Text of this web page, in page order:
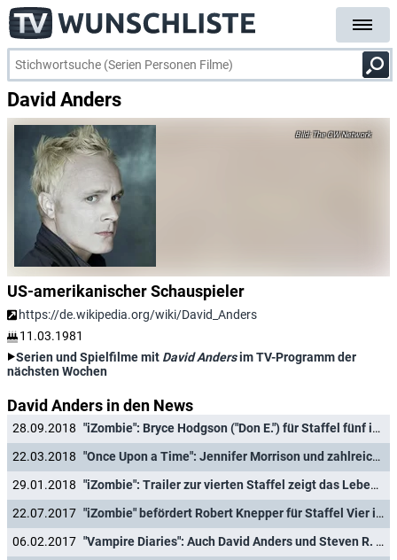
David Anders
The CW Network
US-amerikanischer Schauspieler
https://de.wikipedia.org/wiki/David_Anders
11.03.1981
Serien und Spielfilme mit David Andersim TV-Programm der
nächsten Wochen
David Anders in den News
28.09.2018
"iZombie": Bryce Hodgson ("Don E.") für Staffel fünf in den Hauptcast befördert
22.03.2018
"Once Upon a Time": Jennifer Morrison und zahlreiche Altstars kehren für Finale zurück
29.01.2018
"iZombie": Trailer zur vierten Staffel zeigt das Leben in "Neu Seattle"
22.07.2017
"iZombie" befördert Robert Knepper für Staffel Vier in den Hauptcast
06.02.2017
"Vampire Diaries": Auch David Anders und Steven R. McQueen im Finale dabei